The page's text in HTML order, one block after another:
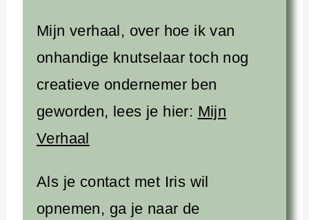
Mijn verhaal, over hoe ik van
onhandige knutselaar toch nog
creatieve ondernemer ben
geworden, lees je hier: Mijn
Verhaal
Als je contact met Iris wil
opnemen, ga je naar de